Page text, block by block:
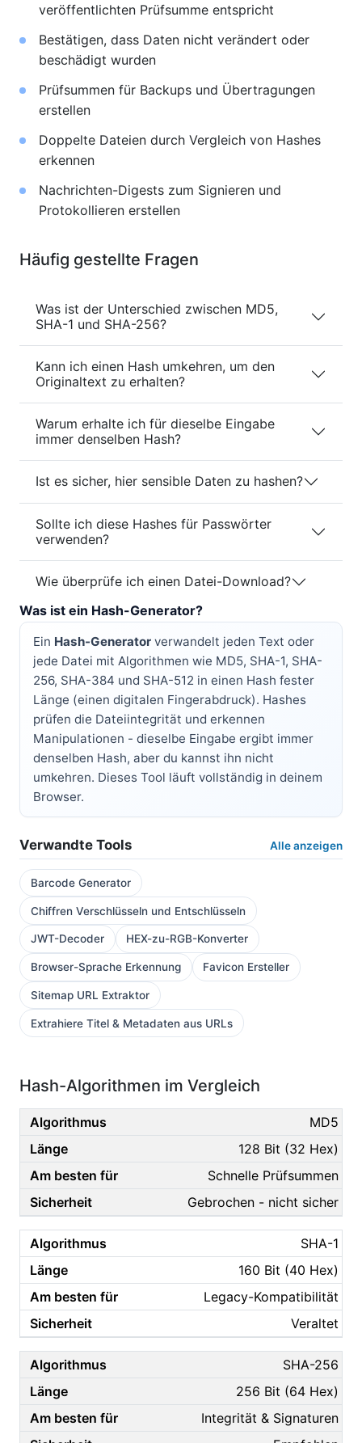
veröffentlichten Prüfsumme entspricht
Bestätigen, dass Daten nicht verändert oder
beschädigt wurden
Prüfsummen für Backups und Übertragungen
erstellen
Doppelte Dateien durch Vergleich von Hashes
erkennen
Nachrichten-Digests zum Signieren und
Protokollieren erstellen
Häufig gestellte Fragen
Was ist der Unterschied zwischen MD5,
SHA-1 und SHA-256?
Kann ich einen Hash umkehren, um den
Originaltext zu erhalten?
Warum erhalte ich für dieselbe Eingabe
immer denselben Hash?
Ist es sicher, hier sensible Daten zu hashen?
Sollte ich diese Hashes für Passwörter
verwenden?
Wie überprüfe ich einen Datei-Download?
Was ist ein Hash-Generator?
Ein Hash-Generator verwandelt jeden Text oder
jede Datei mit Algorithmen wie MD5, SHA-1, SHA-
256, SHA-384 und SHA-512 in einen Hash fester
Länge (einen digitalen Fingerabdruck). Hashes
prüfen die Dateiintegrität und erkennen
Manipulationen - dieselbe Eingabe ergibt immer
denselben Hash, aber du kannst ihn nicht
umkehren. Dieses Tool läuft vollständig in deinem
Browser.
Verwandte Tools Alle anzeigen
Barcode Generator
Chiffren Verschlüsseln und Entschlüsseln
JWT-Decoder HEX-zu-RGB-Konverter
Browser-Sprache Erkennung Favicon Ersteller
Sitemap URL Extraktor
Extrahiere Titel & Metadaten aus URLs
Hash-Algorithmen im Vergleich
MD5
128 Bit (32 Hex)
Schnelle Prüfsummen
Gebrochen - nicht sicher
SHA-1
160 Bit (40 Hex)
Legacy-Kompatibilität
Veraltet
SHA-256
256 Bit (64 Hex)
Integrität & Signaturen